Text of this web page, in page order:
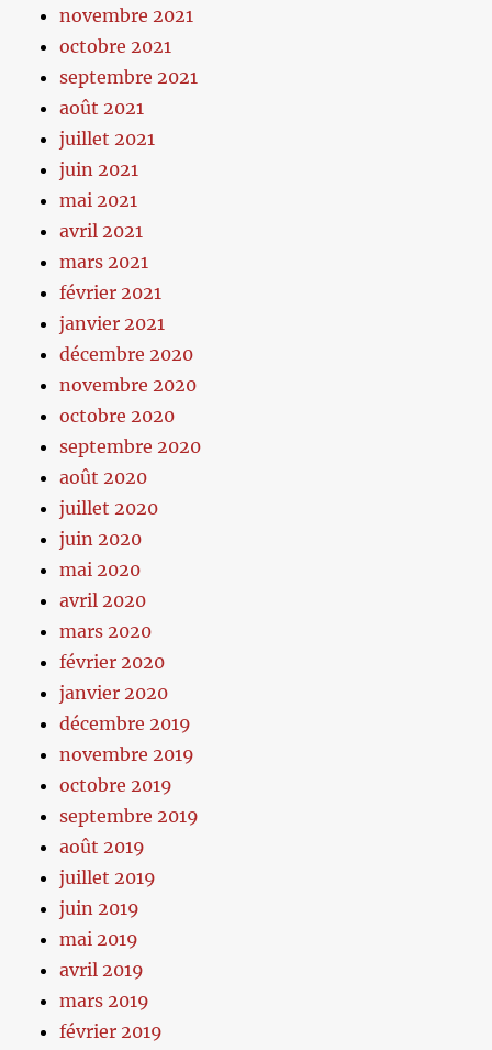
novembre 2021
octobre 2021
septembre 2021
août 2021
juillet 2021
juin 2021
mai 2021
avril 2021
mars 2021
février 2021
janvier 2021
décembre 2020
novembre 2020
octobre 2020
septembre 2020
août 2020
juillet 2020
juin 2020
mai 2020
avril 2020
mars 2020
février 2020
janvier 2020
décembre 2019
novembre 2019
octobre 2019
septembre 2019
août 2019
juillet 2019
juin 2019
mai 2019
avril 2019
mars 2019
février 2019